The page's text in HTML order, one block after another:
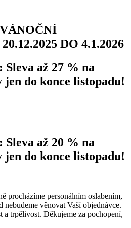
DO 4.1.2026
až 27 % na
do konce listopadu!
až 20 % na
do konce listopadu!
procházíme personálním oslabením,
nebudeme věnovat Vaší objednávce.
a trpělivost. Děkujeme za pochopení,